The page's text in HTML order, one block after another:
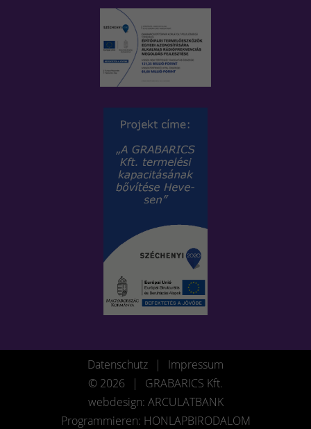
Datenschutz |
Impressum
© 2026
|
GRABARICS Kft.
webdesign: ARCULATBANK
Programmieren: HONLAPBIRODALOM